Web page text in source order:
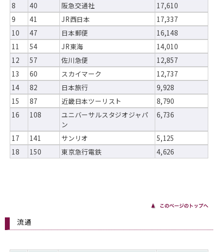
8
40 阪急交通社
17,610
9
41 JR西日本
17,337
10
47 日本郵便
16,148
11
54 JR東海
14,010
12
57 佐川急便
12,857
13
60 スカイマーク
12,737
14
82 日本旅行
9,928
15
87 近畿日本ツーリスト
8,790
16
108
ユニバーサルスタジオジャパ
ン
6,736
17 141 サンリオ
5,125
18
150 東京急行電鉄 4,626
流通